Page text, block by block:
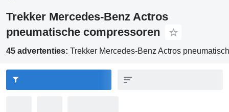
Trekker Mercedes-Benz Actros
pneumatische compressoren
45 advertenties: Trekker Mercedes-Benz Actros